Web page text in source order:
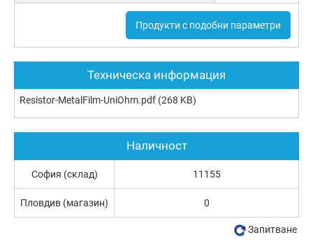
Продукти с подобни параметри
Техническа информация
Resistor-MetalFilm-UniOhm.pdf (268 KB)
Наличност
София (склад) 11155
Пловдив (магазин) 0
Запитване